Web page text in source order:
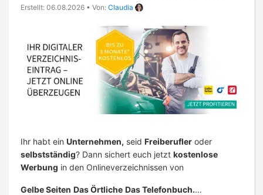
Erstellt: 06.08.2026 • Von: Claudia
Ihr habt ein Unternehmen, seid Freiberufler oder
selbstständig? Dann sichert euch jetzt kostenlose
Werbung in den Onlineverzeichnissen von
Gelbe Seiten Das Örtliche Das Telefonbuch.…